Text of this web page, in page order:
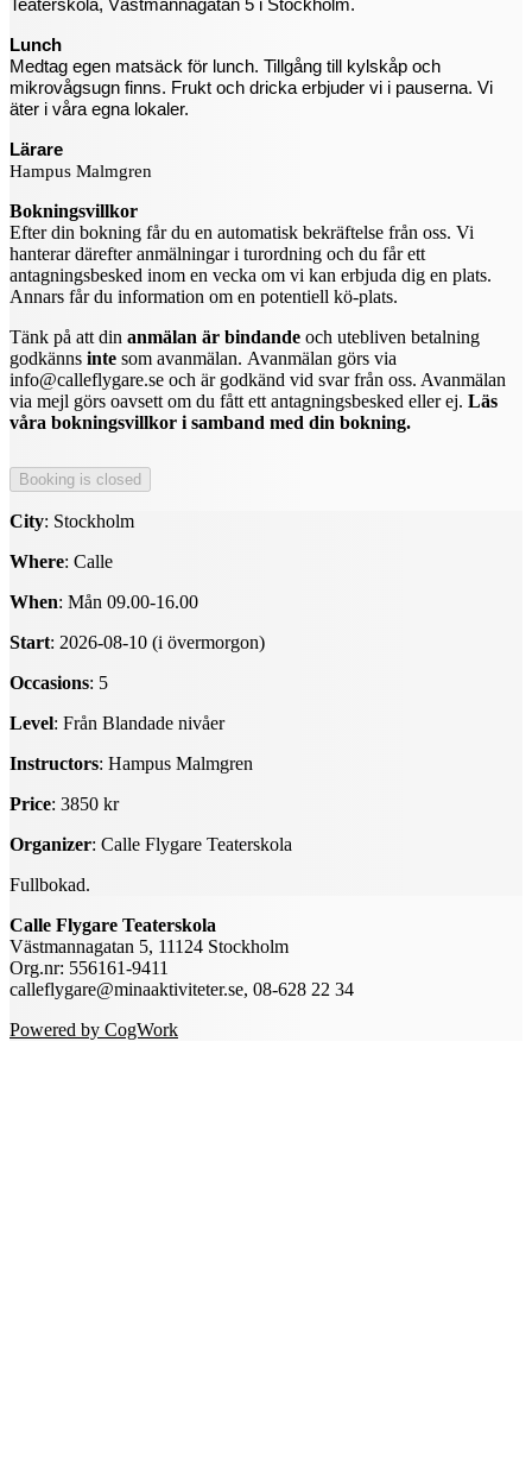
Teaterskola, Västmannagatan 5 i Stockholm.
Lunch
Medtag egen matsäck för lunch. Tillgång till kylskåp och
mikrovågsugn finns. Frukt och dricka erbjuder vi i pauserna. Vi
äter i våra egna lokaler.
Lärare
Hampus Malmgren
Bokningsvillkor
Efter din bokning får du en automatisk bekräftelse från oss. Vi
hanterar därefter anmälningar i turordning och du får ett
antagningsbesked inom en vecka om vi kan erbjuda dig en plats.
Annars får du information om en potentiell kö-plats.
Tänk på att din anmälan är bindande och utebliven betalning
godkänns inte som avanmälan. Avanmälan görs via
info@calleflygare.se och är godkänd vid svar från oss. Avanmälan
via mejl görs oavsett om du fått ett antagningsbesked eller ej. Läs
våra bokningsvillkor i samband med din bokning.
City: Stockholm
Where: Calle
When: Mån 09.00-16.00
Start: 2026-08-10 (i övermorgon)
Occasions: 5
Level: Från Blandade nivåer
Instructors: Hampus Malmgren
Price: 3850 kr
Organizer: Calle Flygare Teaterskola
Fullbokad.
Calle Flygare Teaterskola
Västmannagatan 5, 11124 Stockholm
Org.nr: 556161-9411
calleflygare@minaaktiviteter.se, 08-628 22 34
Powered by CogWork